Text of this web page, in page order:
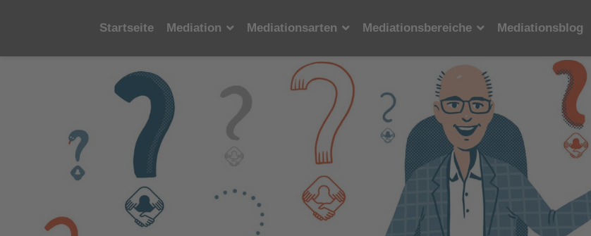
Startseite Mediation Mediationsarten Mediationsbereiche Mediationsblog